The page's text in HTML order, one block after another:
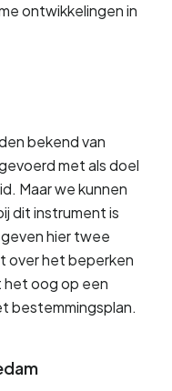
ontwikkelingen in
bekend van
met als doel
Maar we kunnen
dit instrument is
hier twee
over het beperken
het oog op een
bestemmingsplan.